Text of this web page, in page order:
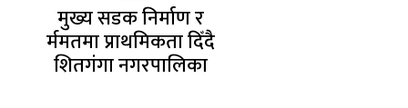
मुख्य सडक निर्माण र
र्ममतमा प्राथमिकता दिँदै
शितगंगा नगरपालिका